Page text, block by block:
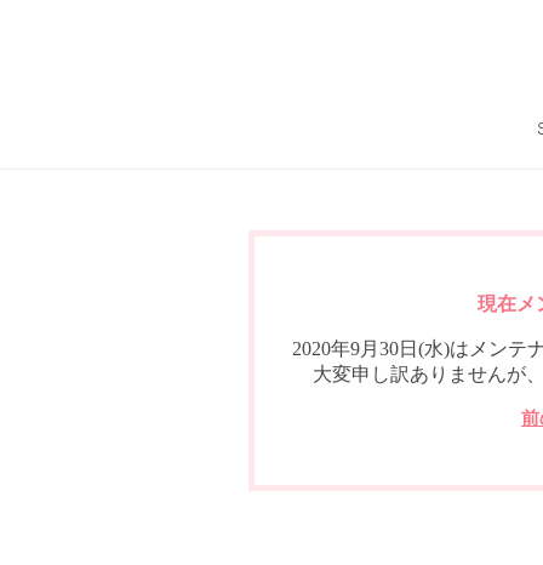
現在メ
2020年9月30日(水)はメンテ
大変申し訳ありませんが
前